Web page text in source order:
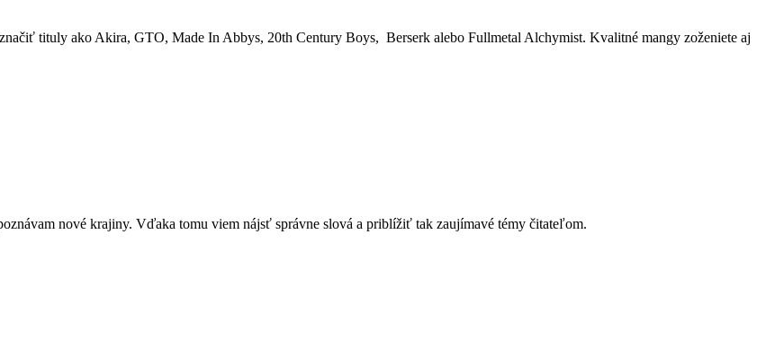
tituly ako Akira, GTO, Made In Abbys, 20th Century Boys, Berserk alebo Fullmetal Alchymist. Kvalitné mangy zoženiete aj
nové krajiny. Vďaka tomu viem nájsť správne slová a priblížiť tak zaujímavé témy čitateľom.